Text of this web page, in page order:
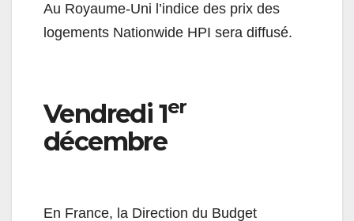
Au Royaume-Uni l’indice des prix des
logements Nationwide HPI sera diffusé.
Vendredi 1er
décembre
En France, la Direction du Budget